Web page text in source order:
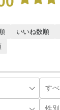
いいね数順